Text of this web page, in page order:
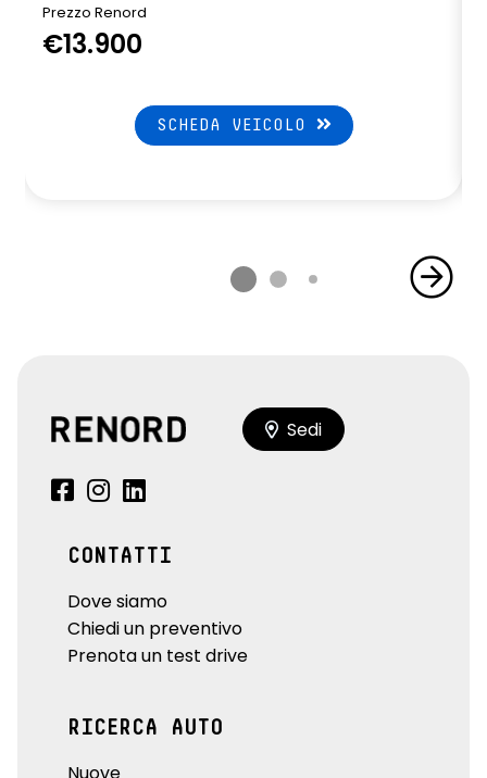
Prezzo Renord
€13.900
SCHEDA VEICOLO
Sedi
CONTATTI
Dove siamo
Chiedi un preventivo
Prenota un test drive
RICERCA AUTO